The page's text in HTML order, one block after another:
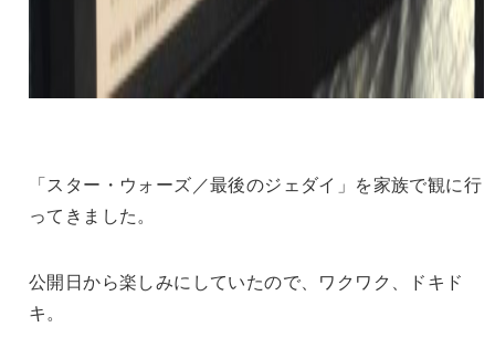
「スター・ウォーズ／最後のジェダイ」を家族で観に行
ってきました。
公開日から楽しみにしていたので、ワクワク、ドキド
キ。